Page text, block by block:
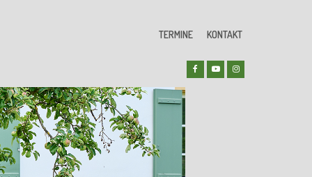
TERMINE KONTAKT